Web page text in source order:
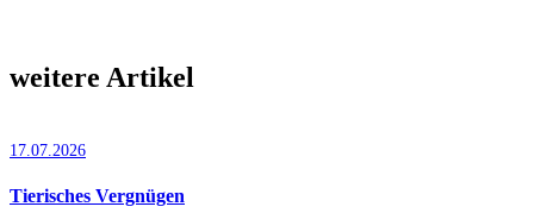
weitere Artikel
17.07.2026
Tierisches Vergnügen